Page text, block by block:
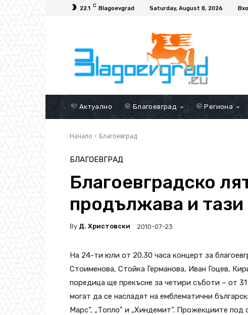
22.1 C Blagoevgrad Saturday, August 8, 2026
Актуално Благоевград Региона
Начало Благоевград
БЛАГОЕВГРАД
Благоевградско
продължава и тази
By Д. Христовски 2010-07-23
На 24-ти юли от 20.30 часа концерт за
Стоименова, Стойка Германова, Иван Гоцев,
поредица ще прекъсне за четири съботи – от
могат да се насладят на емблематични
Марс”, „Топло” и „Хиндемит”. Прожекциите